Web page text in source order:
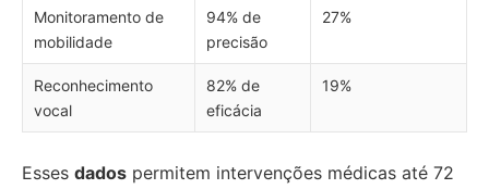
Monitoramento de
mobilidade
94% de
precisão
27%
Reconhecimento
vocal
82% de
eficácia
19%
Esses dados permitem intervenções médicas até 72